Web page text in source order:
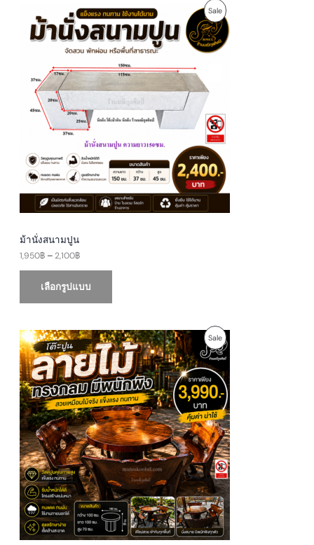
SaleP
C
T
O
N
S
ม้านั่งสนามปูน
1,950฿ –2,100฿
P
r
i
c
e
a
n
g
:
1
,
9
0
฿
h
r
o
2
,
0
0
เลือกรูปแบบ
SaleP
R
O
D
U
C
T
O
N
S
O
r
i
g
i
n
a
l
p
r
i
c
e
w
a
s
:
4
,
6
C
r
r
e
n
t
p
r
i
c
e
i
s
3
,
7
0
0